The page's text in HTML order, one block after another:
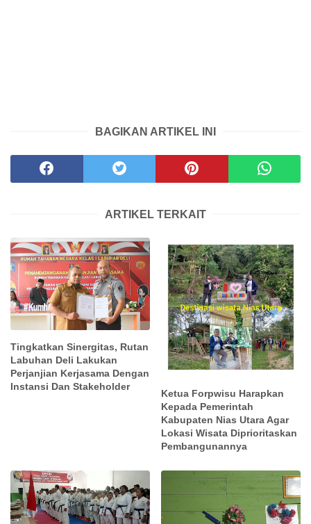
BAGIKAN ARTIKEL INI
ARTIKEL TERKAIT
Tingkatkan Sinergitas, Rutan
Labuhan Deli Lakukan
Perjanjian Kerjasama Dengan
Instansi Dan Stakeholder
Ketua Forpwisu Harapkan
Kepada Pemerintah
Kabupaten Nias Utara Agar
Lokasi Wisata Diprioritaskan
Pembangunannya